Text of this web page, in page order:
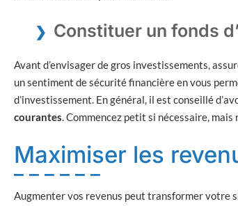
Constituer un fonds
Avant d’envisager de gros investissements,
un sentiment de sécurité financière en vous
d’investissement. En général, il est conseillé
courantes. Commencez petit si nécessaire,
Maximiser les
Augmenter vos revenus peut transformer votre